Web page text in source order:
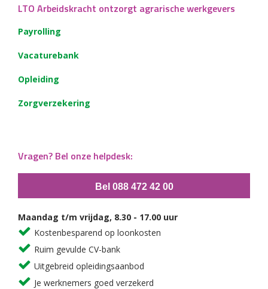
LTO Arbeidskracht ontzorgt agrarische werkgevers
Payrolling
Vacaturebank
Opleiding
Zorgverzekering
Vragen? Bel onze helpdesk:
Bel 088 472 42 00
Maandag t/m vrijdag, 8.30 - 17.00 uur
Kostenbesparend op loonkosten
Ruim gevulde CV-bank
Uitgebreid opleidingsaanbod
Je werknemers goed verzekerd